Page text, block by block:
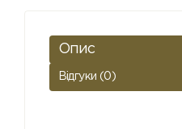
Опис
Відгуки (0)